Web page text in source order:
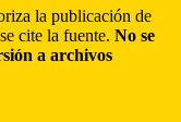
la publicación de
cite la fuente. No se
a archivos